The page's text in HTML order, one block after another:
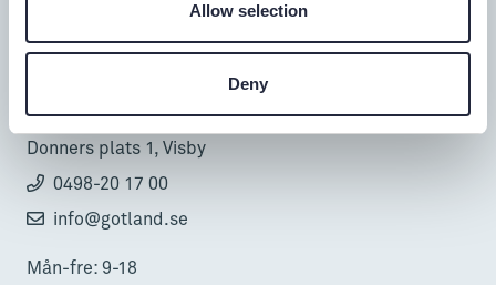
Allow selection
Deny
Donnerska huset
Donners plats 1, Visby
0498-20 17 00
info@gotland.se
Mån-fre: 9-18